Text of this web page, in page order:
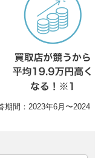
期間：2023年6月〜2024